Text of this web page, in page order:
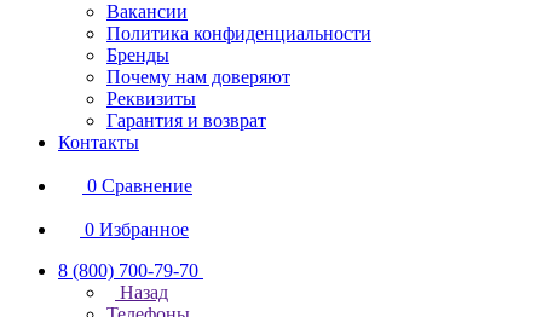
Вакансии
Политика конфиденциальности
Бренды
Почему нам доверяют
Реквизиты
Гарантия и возврат
Контакты
0 Сравнение
0 Избранное
8 (800) 700-79-70
Назад